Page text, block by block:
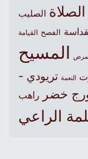
الصليب
الفصح القيامة
المسيح
النعمة تريودي -
خضر راهب
الراعي